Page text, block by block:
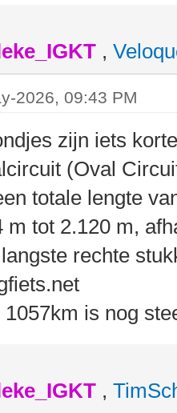
,
2026, 09:43 PM
zijn iets
(Oval
totale lengte
m tot 2.120 m,
rechte
1057km is nog
,